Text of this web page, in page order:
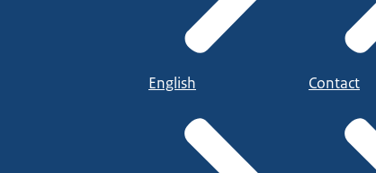
English Contact